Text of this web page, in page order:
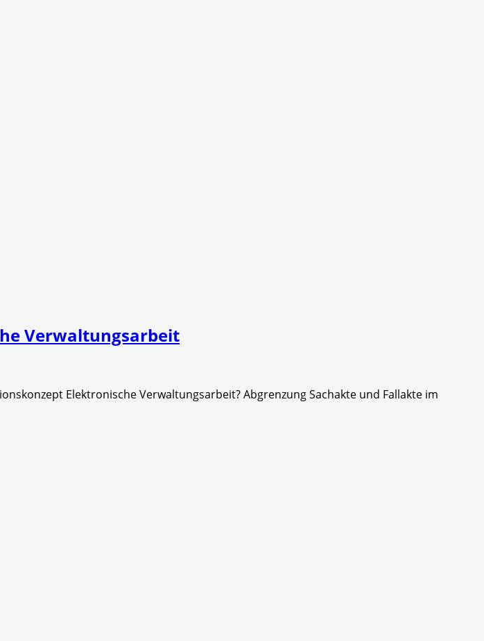
Verwaltungsarbeit
Elektronische Verwaltungsarbeit? Abgrenzung Sachakte und Fallakte im